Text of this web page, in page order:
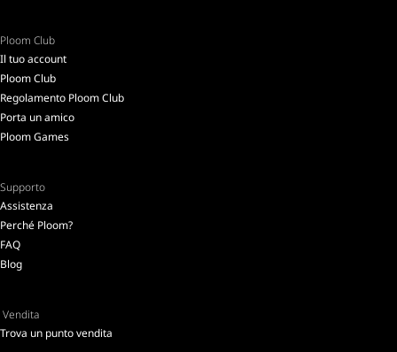
Ploom Club
Il tuo account
Ploom Club
Regolamento Ploom Club
Porta un amico
Ploom Games
Supporto
Assistenza
Perché Ploom?
FAQ
Blog
Vendita
Trova un punto vendita